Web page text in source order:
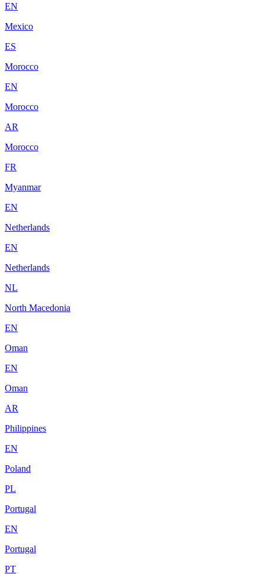
EN
Mexico
ES
Morocco
EN
Morocco
AR
Morocco
FR
Myanmar
EN
Netherlands
EN
Netherlands
NL
North Macedonia
EN
Oman
EN
Oman
AR
Philippines
EN
Poland
PL
Portugal
EN
Portugal
PT